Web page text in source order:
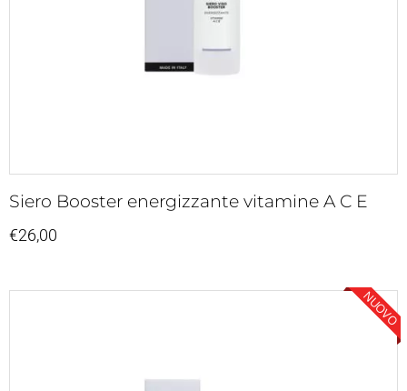
Siero Booster energizzante vitamine A C E
€26,00
NUOVO